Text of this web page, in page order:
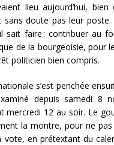
lieu aujourd’hui,
doute pas leur poste.
sait faire : contribuer au
de la bourgeoisie, pour
politicien bien compris.
s’est penchée
depuis samedi 8
mercredi 12 au soir. Le
la montre, pour ne
vote, en prétextant du